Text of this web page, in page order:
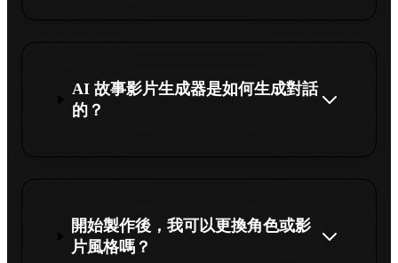
AI 故事影片生成器是如何生成對話
的？
開始製作後，我可以更換角色或影
片風格嗎？